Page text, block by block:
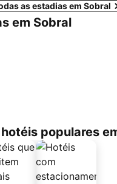
as estadias em Sobral
em Sobral
populares